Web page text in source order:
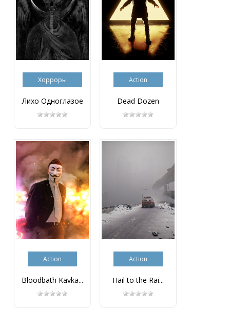
Хорроры
Лихо Одноглазое
Action
Dead Dozen
Action
Bloodbath Kavka...
Action
Hail to the Rai...